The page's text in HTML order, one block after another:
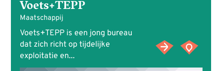
Voets+TEPP
Maatschappij
Voets+TEPP is een jong bureau
dat zich richt op tijdelijke
exploitatie en...